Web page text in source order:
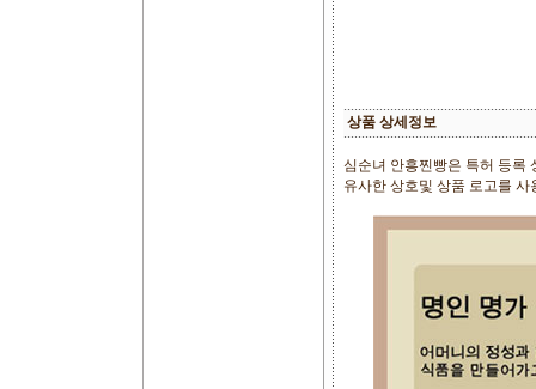
상품 상세정보
심순녀 안흥찐빵은 특허 등록
유사한 상호및 상품 로고를